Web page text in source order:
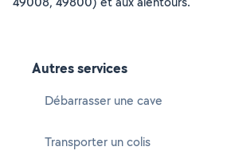
Autres services
Débarrasser une cave
Transporter un colis